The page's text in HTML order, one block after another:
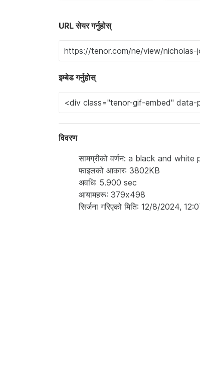
URL सेयर गर्नुहोस्
इम्बेड गर्नुहोस्
विवरण
सामग्रीको वर्णन: a black and
फाइलको आकार: 3802KB
अवधि: 5.900 sec
आयामहरू: 379x498
सिर्जना गरिएको मिति: 12/8/2024,